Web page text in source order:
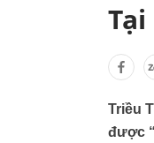
Triều
được